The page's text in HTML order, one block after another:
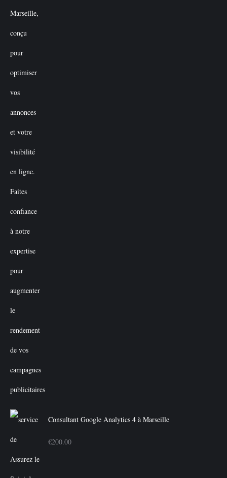
Consultant Google Analytics 4 à Marseille
€200.00